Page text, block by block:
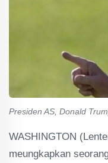
Presiden AS, Donald
WASHINGTON
meungkapkan